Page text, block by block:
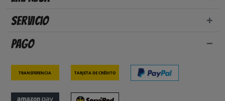
Servicio
Pago
Transferencia Tarjeta de crédito